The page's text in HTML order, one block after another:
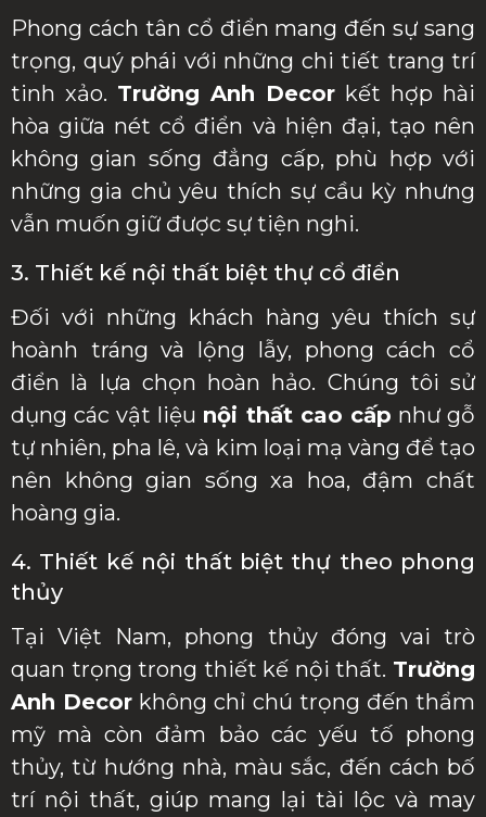
Phong cách tân cổ điển mang đến sự sang
trọng, quý phái với những chi tiết trang trí
tinh xảo. Trường Anh Decor kết hợp hài
hòa giữa nét cổ điển và hiện đại, tạo nên
không gian sống đẳng cấp, phù hợp với
những gia chủ yêu thích sự cầu kỳ nhưng
vẫn muốn giữ được sự tiện nghi.
3. Thiết kế nội thất biệt thự cổ điển
Đối với những khách hàng yêu thích sự
hoành tráng và lộng lẫy, phong cách cổ
điển là lựa chọn hoàn hảo. Chúng tôi sử
dụng các vật liệu nội thất cao cấp như gỗ
tự nhiên, pha lê, và kim loại mạ vàng để tạo
nên không gian sống xa hoa, đậm chất
hoàng gia.
4. Thiết kế nội thất biệt thự theo phong
thủy
Tại Việt Nam, phong thủy đóng vai trò
quan trọng trong thiết kế nội thất. Trường
Anh Decor không chỉ chú trọng đến thẩm
mỹ mà còn đảm bảo các yếu tố phong
thủy, từ hướng nhà, màu sắc, đến cách bố
trí nội thất, giúp mang lại tài lộc và may